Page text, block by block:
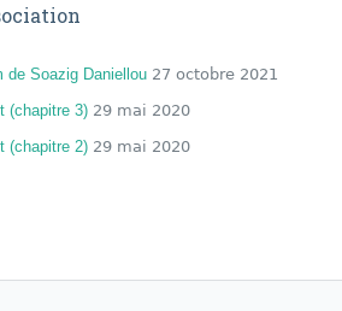
de Soazig Daniellou 27 octobre 2021
(chapitre 3) 29 mai 2020
(chapitre 2) 29 mai 2020